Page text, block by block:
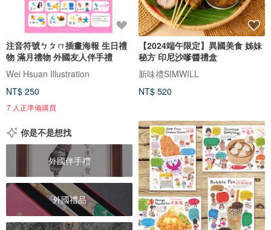
注音符號ㄅㄆㄇ插畫海報 生日禮
物 滿月禮物 外國友人伴手禮
Wei Hsuan Illustration
NT$ 250
7 人正準備購買
【2024端午限定】異國美食 姊妹
秘方 印尼沙嗲醬禮盒
新味禮SIMWILL
NT$ 520
你是不是想找
外國伴手禮
外國禮品